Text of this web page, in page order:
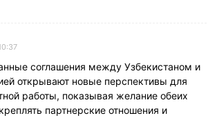
соглашения между Узбекистаном и
открывают новые перспективы для
работы, показывая желание обеих
партнерские отношения и